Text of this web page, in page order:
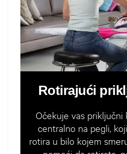
Rotirajući
Očekuje vas priključni
centralno na pegli,
rotira u bilo kojem